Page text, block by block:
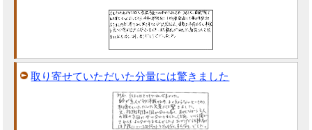
取り寄せていただいた分量には驚きました